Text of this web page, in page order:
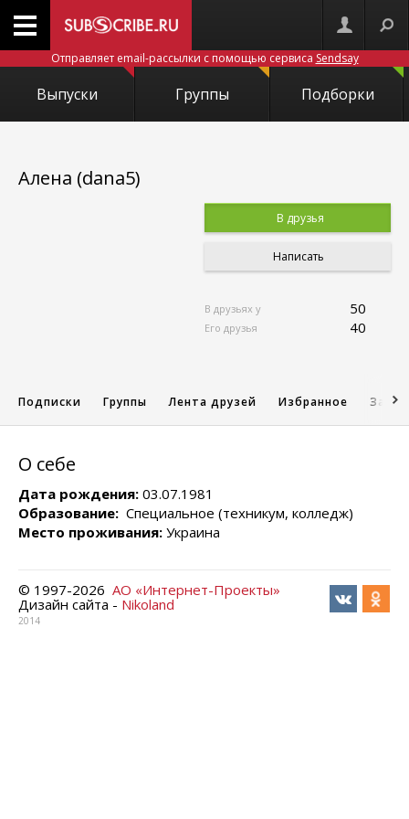
Отправляет email-рассылки с помощью сервиса Sendsay
Выпуски Группы Подборки
Алена (dana5)
В друзья
Написать
В друзьях у 50
Его друзья 40
Подписки Группы Лента друзей Избранное
О себе
Дата рождения: 03.07.1981
Образование: Специальное (техникум, колледж)
Место проживания: Украина
© 1997-2026 АО «Интернет-Проекты»
Дизайн сайта - Nikoland
2014